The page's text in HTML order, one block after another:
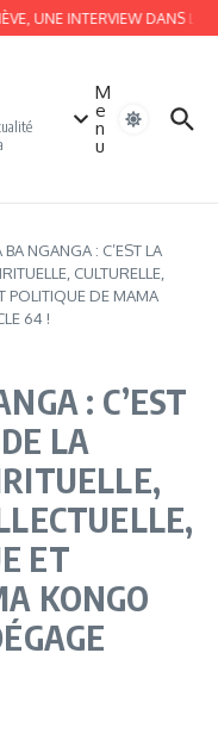
UNE INTERVIEW DANS LE
M
e
n
u
BA NGANGA : C’EST LA
CULTURELLE,
POLITIQUE DE MAMA
64 !
: C’EST
LA
ET
KONGO